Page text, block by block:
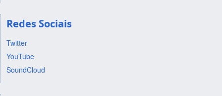
Redes Sociais
Twitter
YouTube
SoundCloud